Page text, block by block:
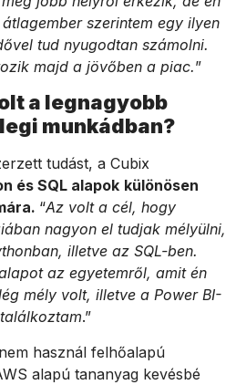
szerintem egy ilyen
tud nyugodtan számolni.
majd a jövőben a piac.”
a legnagyobb
munkádban?
tudást, a Cubix
és SQL alapok különösen
“Az volt a cél, hogy
nagyon el tudjak mélyülni,
illetve az SQL-ben.
az egyetemről, amit én
mély volt, illetve a Power BI-
.”
használ felhőalapú
alapú tananyag kevésbé